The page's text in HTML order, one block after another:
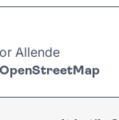
Allende